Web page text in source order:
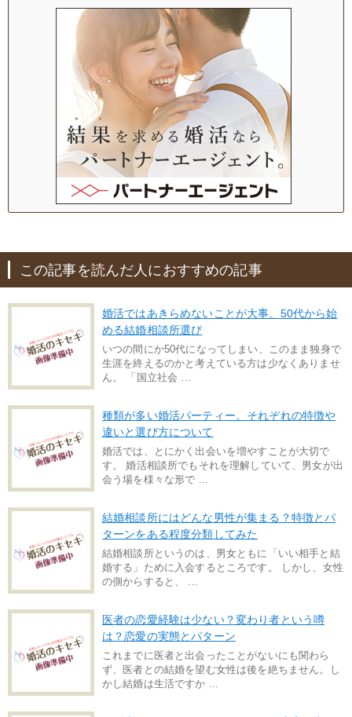
この記事を読んだ人におすすめの記事
婚活ではあきらめないことが大事。50代から始
める結婚相談所選び
いつの間にか50代になってしまい、このまま独身で
生涯を終えるのかと考えている方は少なくありませ
ん。 「国立社会 ...
種類が多い婚活パーティー。それぞれの特徴や
違いと選び方について
婚活では、とにかく出会いを増やすことが大切で
す。 婚活相談所でもそれを理解していて、男女が出
会う場を様々な形で ...
結婚相談所にはどんな男性が集まる？特徴とパ
ターンをある程度分類してみた
結婚相談所というのは、男女ともに「いい相手と結
婚する」ために入会するところです。 しかし、女性
の側からすると、 ...
医者の恋愛経験は少ない？変わり者という噂
は？恋愛の実態とパターン
これまでに医者と出会ったことがないにも関わら
ず、医者との結婚を望む女性は後を絶ちません。し
かし結婚は生活ですか ...